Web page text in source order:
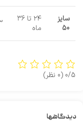
سایز
50
۲۴ تا ۳۶
ماه
0/5 (0 نظر)
دیدگاهها